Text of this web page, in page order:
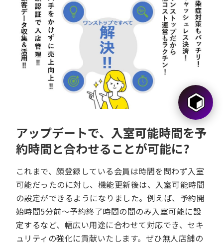
アップデートで、入室可能時間を予
約時間と合わせることが可能に?
これまで、顔登録している会員は時間を問わず入室
可能だったのに対し、機能更新後は、入室可能時間
の設定ができるようになりました。例えば、予約開
始時間5分前～予約終了時間の間のみ入室可能に設
定するなど、幅広い用途に合わせて対応でき、セキ
ュリティの強化に貢献いたします。ぜひ無人店舗の